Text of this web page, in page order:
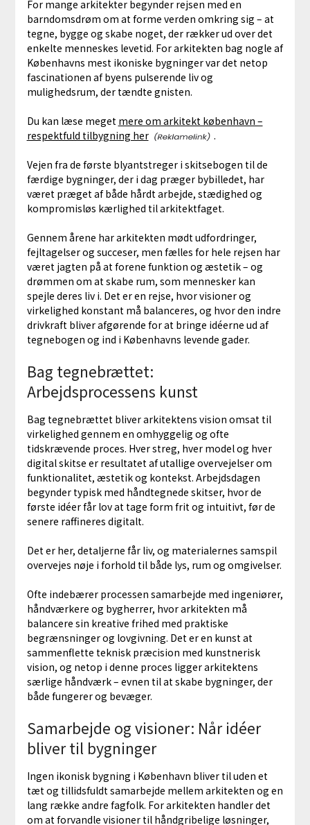
For mange arkitekter begynder rejsen med en
barndomsdrøm om at forme verden omkring sig – at
tegne, bygge og skabe noget, der rækker ud over det
enkelte menneskes levetid. For arkitekten bag nogle af
Københavns mest ikoniske bygninger var det netop
fascinationen af byens pulserende liv og
mulighedsrum, der tændte gnisten.
Du kan læse meget mere om arkitekt københavn –
respektfuld tilbygning her
.
Vejen fra de første blyantstreger i skitsebogen til de
færdige bygninger, der i dag præger bybilledet, har
været præget af både hårdt arbejde, stædighed og
kompromisløs kærlighed til arkitektfaget.
Gennem årene har arkitekten mødt udfordringer,
fejltagelser og succeser, men fælles for hele rejsen har
været jagten på at forene funktion og æstetik – og
drømmen om at skabe rum, som mennesker kan
spejle deres liv i. Det er en rejse, hvor visioner og
virkelighed konstant må balanceres, og hvor den indre
drivkraft bliver afgørende for at bringe idéerne ud af
tegnebogen og ind i Københavns levende gader.
Bag tegnebrættet:
Arbejdsprocessens kunst
Bag tegnebrættet bliver arkitektens vision omsat til
virkelighed gennem en omhyggelig og ofte
tidskrævende proces. Hver streg, hver model og hver
digital skitse er resultatet af utallige overvejelser om
funktionalitet, æstetik og kontekst. Arbejdsdagen
begynder typisk med håndtegnede skitser, hvor de
første idéer får lov at tage form frit og intuitivt, før de
senere raffineres digitalt.
Det er her, detaljerne får liv, og materialernes samspil
overvejes nøje i forhold til både lys, rum og omgivelser.
Ofte indebærer processen samarbejde med ingeniører,
håndværkere og bygherrer, hvor arkitekten må
balancere sin kreative frihed med praktiske
begrænsninger og lovgivning. Det er en kunst at
sammenflette teknisk præcision med kunstnerisk
vision, og netop i denne proces ligger arkitektens
særlige håndværk – evnen til at skabe bygninger, der
både fungerer og bevæger.
Samarbejde og visioner: Når idéer
bliver til bygninger
Ingen ikonisk bygning i København bliver til uden et
tæt og tillidsfuldt samarbejde mellem arkitekten og en
lang række andre fagfolk. For arkitekten handler det
om at forvandle visioner til håndgribelige løsninger,